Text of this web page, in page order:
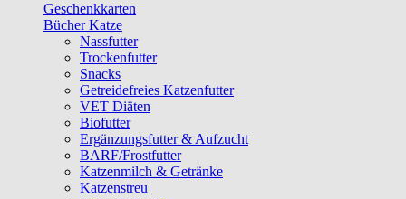
Geschenkkarten
Bücher Katze
Nassfutter
Trockenfutter
Snacks
Getreidefreies Katzenfutter
VET Diäten
Biofutter
Ergänzungsfutter & Aufzucht
BARF/Frostfutter
Katzenmilch & Getränke
Katzenstreu